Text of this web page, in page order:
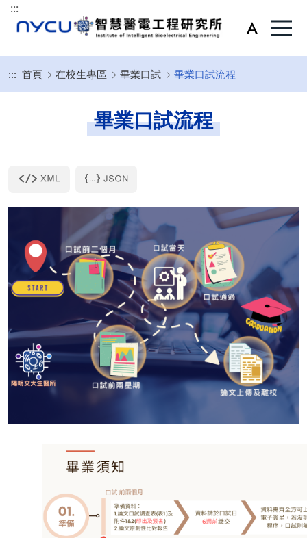
:::
::: 首頁 在校生專區 畢業口試 畢業口試流程
畢業口試流程